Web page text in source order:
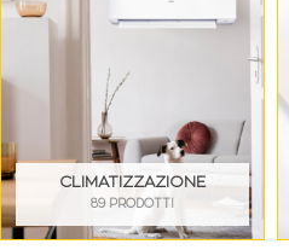
CLIMATIZZAZIONE
89 PRODOTTI